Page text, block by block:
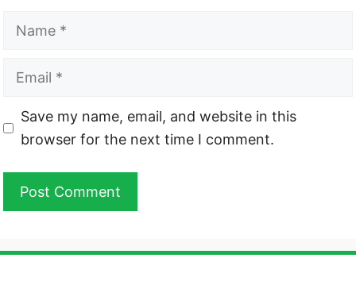
Name
Email
Website
Save my name, email, and website in this
browser for the next time I comment.